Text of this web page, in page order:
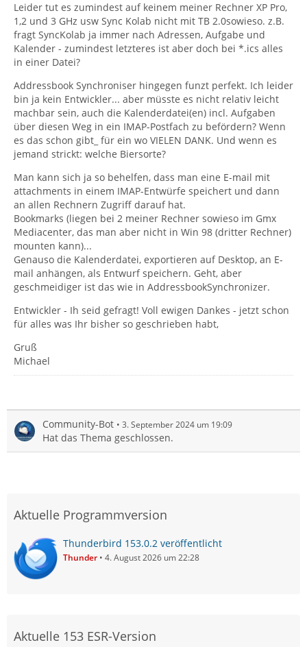
Leider tut es zumindest auf keinem meiner Rechner XP Pro,
1,2 und 3 GHz usw Sync Kolab nicht mit TB 2.0sowieso. z.B.
fragt SyncKolab ja immer nach Adressen, Aufgabe und
Kalender - zumindest letzteres ist aber doch bei *.ics alles
in einer Datei?
Addressbook Synchroniser hingegen funzt perfekt. Ich leider
bin ja kein Entwickler... aber müsste es nicht relativ leicht
machbar sein, auch die Kalenderdatei(en) incl. Aufgaben
über diesen Weg in ein IMAP-Postfach zu befördern? Wenn
es das schon gibt_ für ein wo VIELEN DANK. Und wenn es
jemand strickt: welche Biersorte?
Man kann sich ja so behelfen, dass man eine E-mail mit
attachments in einem IMAP-Entwürfe speichert und dann
an allen Rechnern Zugriff darauf hat.
Bookmarks (liegen bei 2 meiner Rechner sowieso im Gmx
Mediacenter, das man aber nicht in Win 98 (dritter Rechner)
mounten kann)...
Genauso die Kalenderdatei, exportieren auf Desktop, an E-
mail anhängen, als Entwurf speichern. Geht, aber
geschmeidiger ist das wie in AddressbookSynchronizer.
Entwickler - Ih seid gefragt! Voll ewigen Dankes - jetzt schon
für alles was Ihr bisher so geschrieben habt,
Gruß
Michael
Community-Bot 3. September 2024 um 19:09
Hat das Thema geschlossen.
Aktuelle Programmversion
Thunderbird 153.0.2 veröffentlicht
Thunder 4. August 2026 um 22:28
Aktuelle 153 ESR-Version